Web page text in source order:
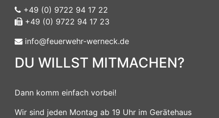
+49 (0) 9722 94 17 22
+49 (0) 9722 94 17 23
info@feuerwehr-werneck.de
DU WILLST MITMACHEN?
Dann komm einfach vorbei!
Wir sind jeden Montag ab 19 Uhr im Gerätehaus